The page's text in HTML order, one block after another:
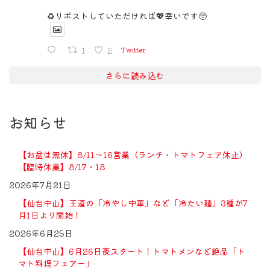
♻️リポストしていただければ💖幸いです🥺
1 2 Twitter
さらに読み込む
お知らせ
【お盆は無休】8/11〜16営業（ランチ・トマトフェア休止）
【臨時休業】8/17・18
2026年7月21日
【仙台中山】王道の「冷やし中華」など「冷たい麺」3種が7
月1日より開始！
2026年6月25日
【仙台中山】6月26日夜スタート！トマトメンなど絶品「ト
マト料理フェアー」